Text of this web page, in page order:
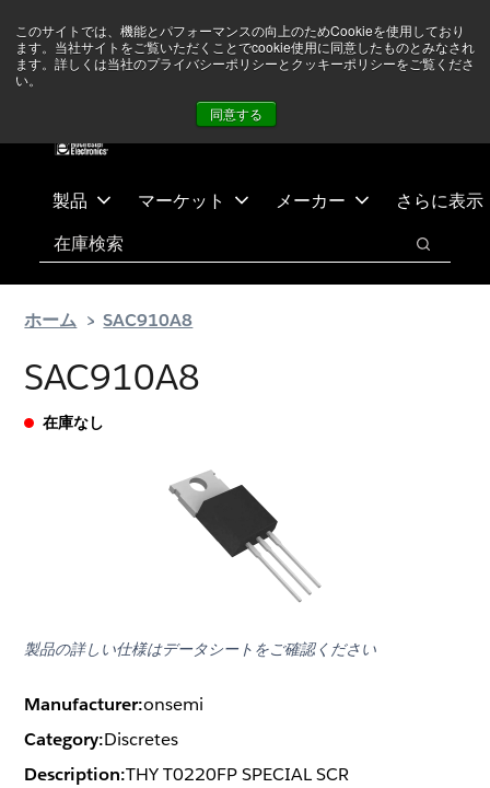
このサイトでは、機能とパフォーマンスの向上のためCookieを使用しており
ます。当社サイトをご覧いただくことでcookie使用に同意したものとみなされ
ます。詳しくは当社のプライバシーポリシーとクッキーポリシーをご覧くださ
い。
同意する
テ
ス
ありません 詳しい情報はこちら➜
製品 マーケット メーカー さらに表示
検索
検索
ホーム SAC910A8
SAC910A8
在庫なし
製品の詳しい仕様はデータシートをご確認ください
Manufacturer:onsemi
Category:Discretes
Description:THY T0220FP SPECIAL SCR